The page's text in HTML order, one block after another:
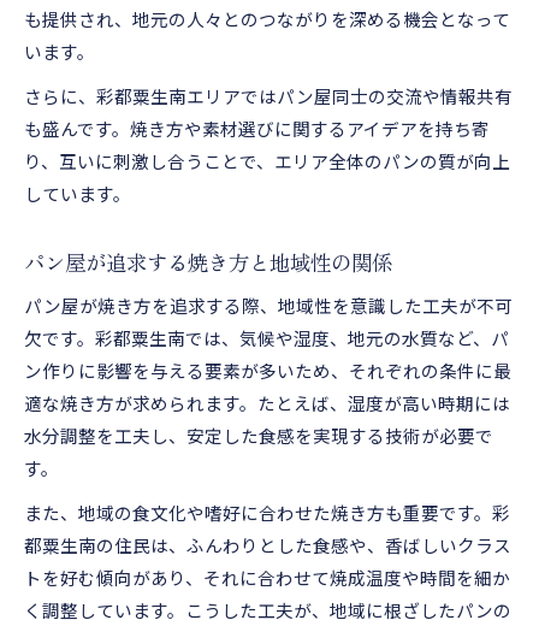
焼き方研究でパン屋が得る実践的な学び
も提供され、地元の人々とのつながりを深める機会となって
います。
さらに、彩都粟生南エリアではパン屋同士の交流や情報共有
も盛んです。焼き方や素材選びに関するアイデアを持ち寄
り、互いに刺激し合うことで、エリア全体のパンの質が向上
しています。
パン屋が追求する焼き方と地域性の関係
パン屋が焼き方を追求する際、地域性を意識した工夫が不可
欠です。彩都粟生南では、気候や湿度、地元の水質など、パ
ン作りに影響を与える要素が多いため、それぞれの条件に最
適な焼き方が求められます。たとえば、湿度が高い時期には
水分調整を工夫し、安定した食感を実現する技術が必要で
す。
また、地域の食文化や嗜好に合わせた焼き方も重要です。彩
都粟生南の住民は、ふんわりとした食感や、香ばしいクラス
トを好む傾向があり、それに合わせて焼成温度や時間を細か
く調整しています。こうした工夫が、地域に根ざしたパンの